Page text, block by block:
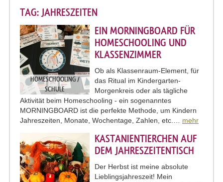
TAG: JAHRESZEITEN
HOMESCHOOLING /
SCHULE
EIN MORNINGBOARD FÜR
HOMESCHOOLING UND
KLASSENZIMMER
Ob als Klassenraum-Element, für
das Ritual im Kindergarten-
Morgenkreis oder als tägliche
Aktivität beim Homeschooling - ein sogenanntes
MORNINGBOARD ist die perfekte Methode, um Kindern
Jahreszeiten, Monate, Wochentage, Zahlen, etc.… mehr
KASTANIENTIERCHEN AUF
DEM JAHRESZEITENTISCH
Der Herbst ist meine absolute
Lieblingsjahreszeit! Mein